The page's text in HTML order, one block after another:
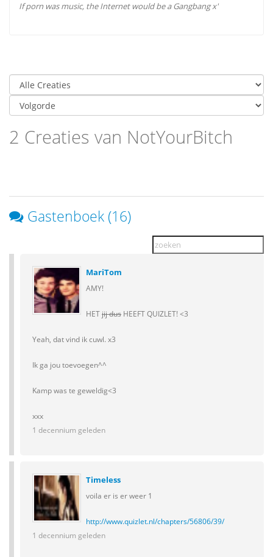
If porn was music, the Internet would be a Gangbang x'
2 Creaties van NotYourBitch
Gastenboek (16)
MariTom
AMY!
HETjij dus HEEFT QUIZLET! <3
Yeah, dat vind ik cuwl. x3
Ik ga jou toevoegen^^
Kamp was te geweldig<3
xxx
1 decennium geleden
Timeless
voila er is er weer 1
http://www.quizlet.nl/chapters/56806/39/
1 decennium geleden